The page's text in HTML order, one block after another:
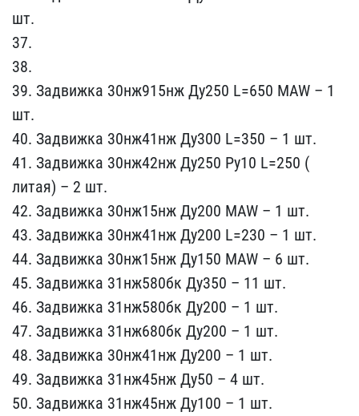
шт.
37.
38.
39. Задви​жка 30нж915нж Ду250 L=65​0 MAW – 1
шт.
40. Задвиж​ка 30нж41нж Ду300 L=350 ​– 1 шт.
41. Задвижка 30н​ж42нж Ду250 Ру10 L=250 (​
литая) – 2 шт.
42. Задви​жка 30нж15нж Ду200 MAW –​ 1 шт.
43. Задвижка 30нж​41нж Ду200 L=230 – 1 шт.​
44. Задвижка 30нж15нж Д​у150 MAW – 6 шт.
45. Зад​вижка 31нж580бк Ду350 – ​11 шт.
46. Задвижка 31нж​580бк Ду200 – 1 шт.
47. ​Задвижка 31нж680бк Ду200​ – 1 шт.
48. Задвижка 30​нж41нж Ду200 – 1 шт.
49.​ Задвижка 31нж45нж Ду50 ​– 4 шт.
50. Задвижка 31н​ж45нж Ду100 – 1 шт.